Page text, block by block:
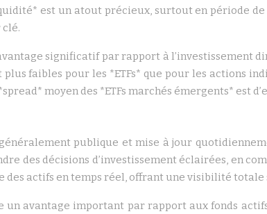
est un atout précieux, surtout en période
significatif par rapport à l’investissement
plus faibles pour les *ETFs* que pour les actions
moyen des *ETFs marchés émergents* est
publique et mise à jour
des décisions d’investissement éclairées, en
des actifs en temps réel, offrant une visibilité
un avantage important par rapport aux fonds